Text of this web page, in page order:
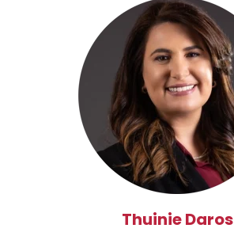
Thuinie Daros